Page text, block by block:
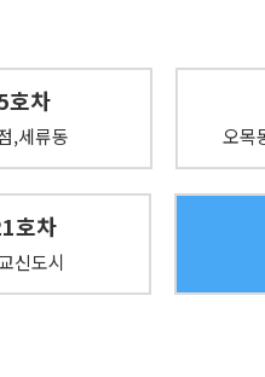
호차
,세류동 오목
호차
신도시